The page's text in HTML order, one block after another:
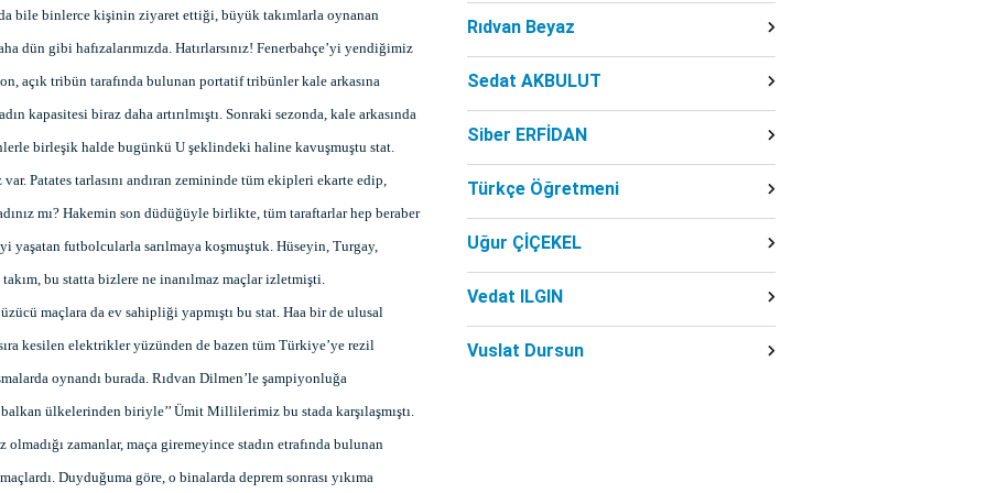
bile binlerce kişinin ziyaret ettiği, büyük takımlarla oynanan
dün gibi hafızalarımızda. Hatırlarsınız! Fenerbahçe’yi yendiğimiz
açık tribün tarafında bulunan portatif tribünler kale arkasına
kapasitesi biraz daha artırılmıştı. Sonraki sezonda, kale arkasında
birleşik halde bugünkü U şeklindeki haline kavuşmuştu stat.
Patates tarlasını andıran zemininde tüm ekipleri ekarte edip,
mı? Hakemin son düdüğüyle birlikte, tüm taraftarlar hep beraber
yaşatan futbolcularla sarılmaya koşmuştuk. Hüseyin, Turgay,
bu statta bizlere ne inanılmaz maçlar izletmişti.
maçlara da ev sahipliği yapmıştı bu stat. Haa bir de ulusal
kesilen elektrikler yüzünden de bazen tüm Türkiye’ye rezil
oynandı burada. Rıdvan Dilmen’le şampiyonluğa
balkan ülkelerinden biriyle’’ Ümit Millilerimiz bu stada karşılaşmıştı.
zamanlar, maça giremeyince stadın etrafında bulunan
Duyduğuma göre, o binalarda deprem sonrası yıkıma
Rıdvan Beyaz
Sedat AKBULUT
Siber ERFİDAN
Türkçe Öğretmeni
Uğur ÇİÇEKEL
Vedat ILGIN
Vuslat Dursun